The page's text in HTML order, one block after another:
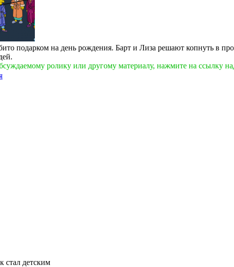
подарком на день рождения. Барт и Лиза решают копнуть в
ролику или другому материалу, нажмите на ссылку
стал детским